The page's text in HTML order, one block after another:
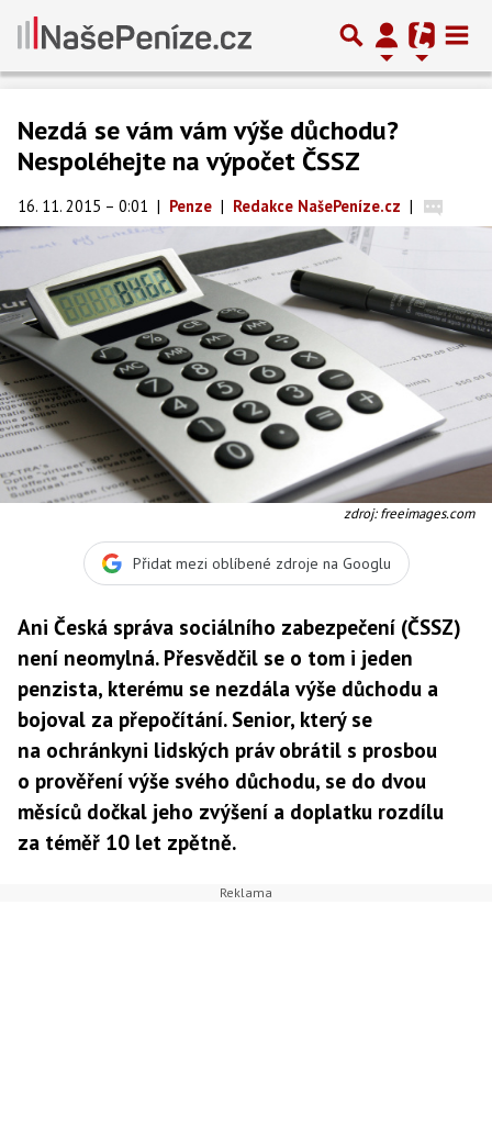
Nezdá se vám vám výše důchodu?
Nespoléhejte na výpočet ČSSZ
16. 11. 2015 – 0:01 | Penze | Redakce NašePeníze.cz |
zdroj: freeimages.com
Přidat mezi oblíbené zdroje na Googlu
Ani Česká správa sociálního zabezpečení (ČSSZ)
není neomylná. Přesvědčil se o tom i jeden
penzista, kterému se nezdála výše důchodu a
bojoval za přepočítání. Senior, který se
na ochránkyni lidských práv obrátil s prosbou
o prověření výše svého důchodu, se do dvou
měsíců dočkal jeho zvýšení a doplatku rozdílu
za téměř 10 let zpětně.